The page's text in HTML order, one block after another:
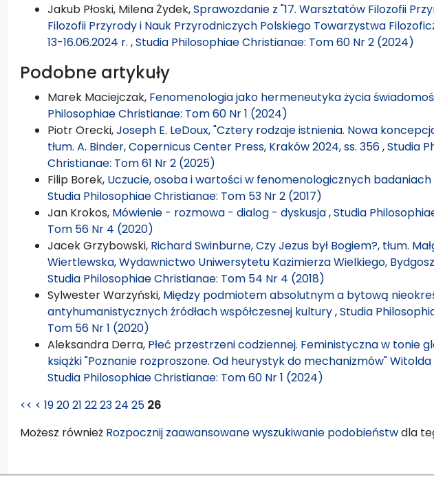
Jakub Płoski, Milena Żydek,Sprawozdanie z "17. Warsztatów Filozofii
Filozofii Przyrody i Nauk Przyrodniczych Polskiego Towarzystwa
13-16.06.2024 r. ,Studia Philosophiae Christianae: Tom 60 Nr 2 (2024)
Podobne artykuły
Marek Maciejczak, Fenomenologia jako hermeneutyka życia
Philosophiae Christianae: Tom 60 Nr 1 (2024)
Piotr Orecki,Joseph E. LeDoux, "Cztery rodzaje istnienia. Nowa
tłum. A. Binder, Copernicus Center Press, Kraków 2024, ss. 356,Studia
Christianae: Tom 61 Nr 2 (2025)
Filip Borek, Uczucie, osoba i wartości w fenomenologicznych badaniach
Studia Philosophiae Christianae: Tom 53 Nr 2 (2017)
Jan Krokos, Mówienie - rozmowa - dialog - dyskusja,Studia
Tom 56 Nr 4 (2020)
Jacek Grzybowski, Richard Swinburne, Czy Jezus był Bogiem?, tłum.
Wiertlewska, Wydawnictwo Uniwersytetu Kazimierza Wielkiego,
Studia Philosophiae Christianae: Tom 54 Nr 4 (2018)
Sylwester Warzyński, Między podmiotem absolutnym a bytową
antyhumanistycznych źródłach współczesnej kultury,Studia
Tom 56 Nr 1 (2020)
Aleksandra Derra, Płeć przestrzeni codziennej. Feministyczna w tonie
książki "Poznanie rozproszone. Od heurystyk do mechanizmów"
Studia Philosophiae Christianae: Tom 60 Nr 1 (2024)
<< < 192021 222324 25 26
Możesz również Rozpocznij zaawansowane wyszukiwanie podobieństwdla